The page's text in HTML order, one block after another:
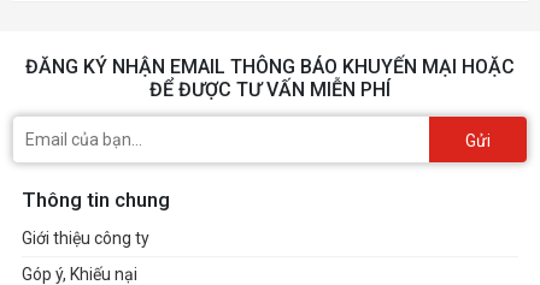
độ môi trường vàvỏ casethông gió tốt.
- Tin tôi đi! Các bạn sẽ thật bất ngờ với nhiệt độ
của 14900k sau khi
Vậy cuối cùng là có
ĐĂNG KÝ NHẬN EMAIL THÔNG BÁO KHUYẾN MẠI HOẶC
ĐỂ ĐƯỢC TƯ VẤN MIỄN PHÍ
Gửi
Thông tin chung
Giới thiệu công ty
Góp ý, Khiếu nại